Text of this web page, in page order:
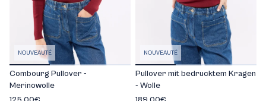
NOUVEAUTÉ
Combourg Pullover -
Merinowolle
NOUVEAUTÉ
Pullover mit bedrucktem Kragen
- Wolle